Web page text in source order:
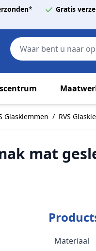
* Gratis
Glasklemmen / RVS
mat
Materiaal